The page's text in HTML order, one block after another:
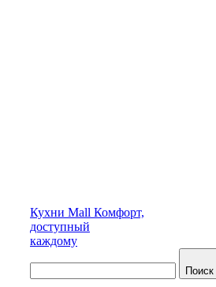
Кухни Mall Комфорт,
доступный
каждому
Поиск